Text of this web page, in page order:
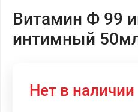
Витамин Ф 99
интимный
Нет в наличии